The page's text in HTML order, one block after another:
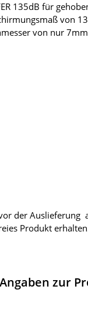
135dB für
von
von nur
der
Produkt
Angaben zur